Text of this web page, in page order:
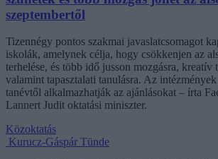
szeptembertől
Tizennégy pontos szakmai javaslatcsomagot
iskolák, amelynek célja, hogy csökkenjen az
terhelése, és több idő jusson mozgásra, kreatív
valamint tapasztalati tanulásra. Az
tanévtől alkalmazhatják az ajánlásokat – írta
Lannert Judit oktatási miniszter.
Közoktatás
Kurucz-Gáspár Tünde